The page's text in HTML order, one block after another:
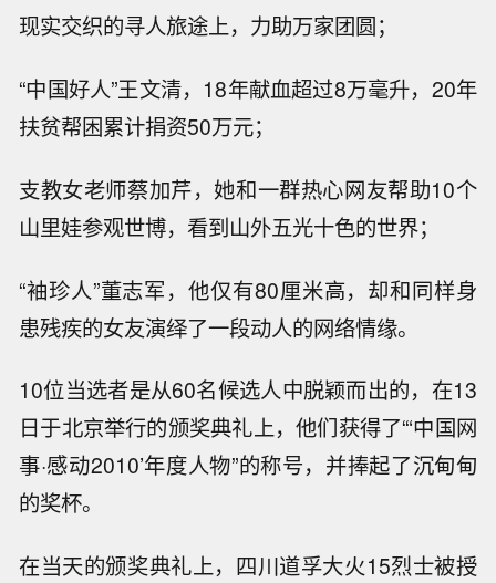
现实交织的寻人旅途上，力助万家团圆；
“中国好人”王文清，18年献血超过8万毫升，20年
扶贫帮困累计捐资50万元；
支教女老师蔡加芹，她和一群热心网友帮助10个
山里娃参观世博，看到山外五光十色的世界；
“袖珍人”董志军，他仅有80厘米高，却和同样身
患残疾的女友演绎了一段动人的网络情缘。
10位当选者是从60名候选人中脱颖而出的，在13
日于北京举行的颁奖典礼上，他们获得了“‘中国网
事·感动2010’年度人物”的称号，并捧起了沉甸甸
的奖杯。
在当天的颁奖典礼上，四川道孚大火15烈士被授